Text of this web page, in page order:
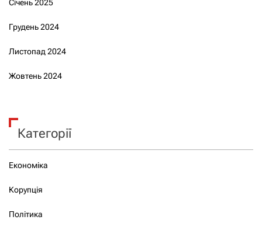
Січень 2025
Грудень 2024
Листопад 2024
Жовтень 2024
Категорії
Економіка
Корупція
Політика